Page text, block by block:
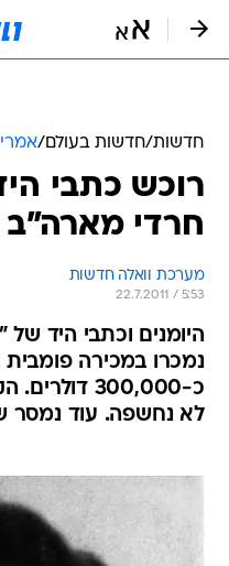
חדשות/חדשות בעולם/
רוכש כתבי
חרדי מארה"ב
מערכת וואלה חדשות
22.7.2011 / 5:53
היומנים וכתבי היד
נמכרו במכירה
כ-300,000
לא נחשפה. עוד נמסר